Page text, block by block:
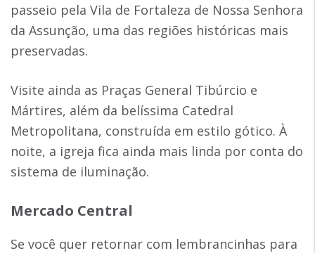
passeio pela Vila de Fortaleza de Nossa Senhora
da Assunção, uma das regiões históricas mais
preservadas.
Visite ainda as Praças General Tibúrcio e
Mártires, além da belíssima Catedral
Metropolitana, construída em estilo gótico. À
noite, a igreja fica ainda mais linda por conta do
sistema de iluminação.
Mercado Central
Se você quer retornar com lembrancinhas para